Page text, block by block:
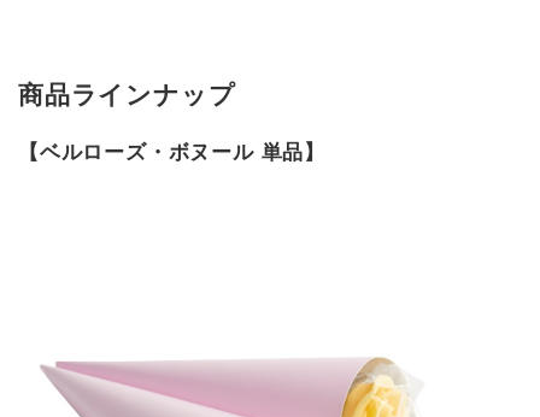
商品ラインナップ
【ベルローズ・ボヌール 単品】